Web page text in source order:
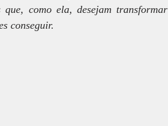
como ela, desejam transformar
conseguir.